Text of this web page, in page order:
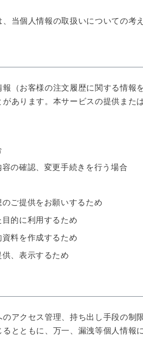
当個人情報の取扱いについての考
（お客様の注文履歴に関する情報
あります。本サービスの提供また
の確認、変更手続きを行う場合
ご提供をお願いするため
的に利用するため
料を作成するため
、表示するため
アクセス管理、持ち出し手段の制
とともに、万一、漏洩等個人情報